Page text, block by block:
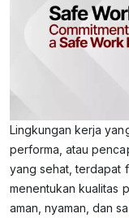
Lingkungan kerja
performa, atau
yang sehat, terdapat
menentukan kualitas
aman, nyaman, dan